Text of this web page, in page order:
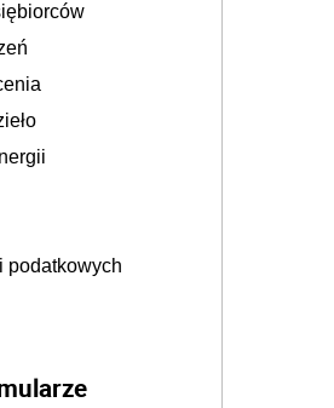
podatkowych